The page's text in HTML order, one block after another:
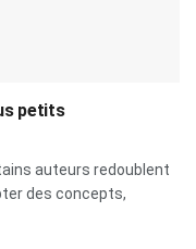
petits
auteurs redoublent
des concepts,